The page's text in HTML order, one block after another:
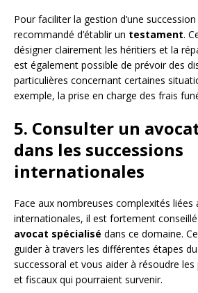
Pour faciliter la gestion d’une
recommandé d’établir un testament.
désigner clairement les héritiers et la
est également possible de prévoir des
particulières concernant certaines
exemple, la prise en charge des frais
5. Consulter un
dans les successions
internationales
Face aux nombreuses complexités liées
internationales, il est fortement
avocat spécialisé dans ce domaine.
guider à travers les différentes étapes
successoral et vous aider à résoudre
et fiscaux qui pourraient survenir.